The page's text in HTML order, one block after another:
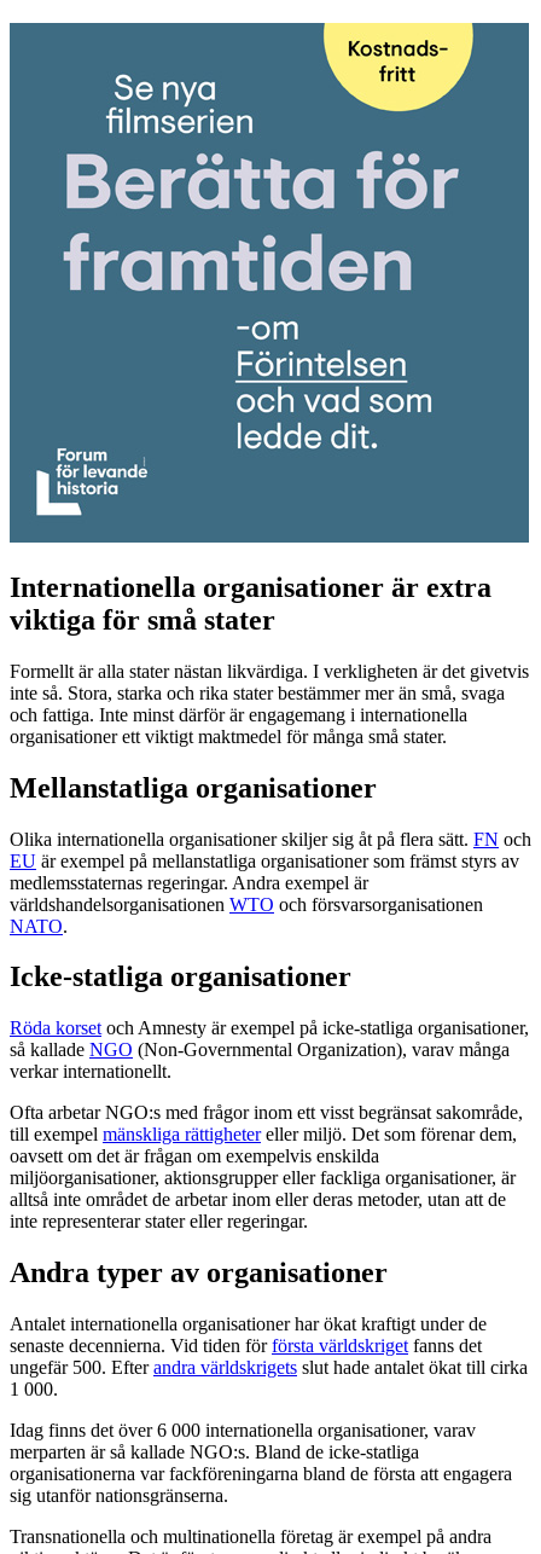
Internationella organisationer är extra
viktiga för små stater
Formellt är alla stater nästan likvärdiga. I verkligheten är det givetvis
inte så. Stora, starka och rika stater bestämmer mer än små, svaga
och fattiga. Inte minst därför är engagemang i internationella
organisationer ett viktigt maktmedel för många små stater.
Mellanstatliga organisationer
Olika internationella organisationer skiljer sig åt på flera sätt. FN och
EU är exempel på mellanstatliga organisationer som främst styrs av
medlemsstaternas regeringar. Andra exempel är
världshandelsorganisationen WTO och försvarsorganisationen
NATO.
Icke-statliga organisationer
Röda korset och Amnesty är exempel på icke-statliga organisationer,
så kallade NGO (Non-Governmental Organization), varav många
verkar internationellt.
Ofta arbetar NGO:s med frågor inom ett visst begränsat sakområde,
till exempel mänskliga rättighetereller miljö. Det som förenar dem,
oavsett om det är frågan om exempelvis enskilda
miljöorganisationer, aktionsgrupper eller fackliga organisationer, är
alltså inte området de arbetar inom eller deras metoder, utan att de
inte representerar stater eller regeringar.
Andra typer av organisationer
Antalet internationella organisationer har ökat kraftigt under de
senaste decennierna. Vid tiden förförsta världskriget fanns det
ungefär 500. Efterandra världskrigets slut hade antalet ökat till cirka
1 000.
Idag finns det över 6 000 internationella organisationer, varav
merparten är så kallade NGO:s. Bland de icke-statliga
organisationerna var fackföreningarna bland de första att engagera
sig utanför nationsgränserna.
Transnationella och multinationella företag är exempel på andra